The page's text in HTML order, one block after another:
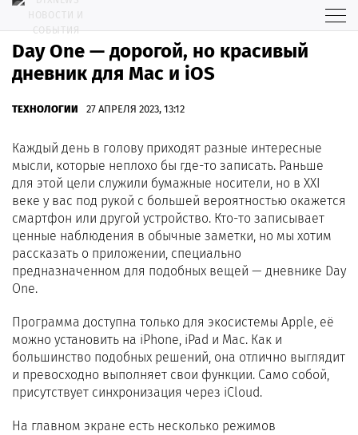
Day One — дорогой, но красивый
дневник для Mac и iOS
ТЕХНОЛОГИИ 27 АПРЕЛЯ 2023, 13:12
Каждый день в голову приходят разные интересные
мысли, которые неплохо бы где-то записать. Раньше
для этой цели служили бумажные носители, но в XXI
веке у вас под рукой с большей вероятностью окажется
смартфон или другой устройство. Кто-то записывает
ценные наблюдения в обычные заметки, но мы хотим
рассказать о приложении, специально
предназначенном для подобных вещей — дневнике Day
One.
Программа доступна только для экосистемы Apple, её
можно установить на iPhone, iPad и Mac. Как и
большинство подобных решений, она отлично выглядит
и превосходно выполняет свои функции. Само собой,
присутствует синхронизация через iCloud.
На главном экране есть несколько режимов